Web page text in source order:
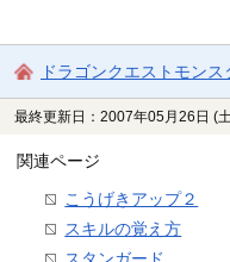
ドラゴンクエストモン
最終更新日：2007年05月26日 (
関連ページ
こうげきアップ２
スキルの覚え方